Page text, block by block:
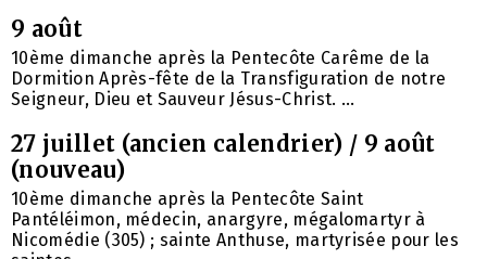
9 août
10ème dimanche après la Pentecôte Carême de la
Dormition Après-fête de la Transfiguration de notre
Seigneur, Dieu et Sauveur Jésus-Christ. ...
27 juillet (ancien calendrier) / 9 août
(nouveau)
10ème dimanche après la Pentecôte Saint
Pantéléimon, médecin, anargyre, mégalomartyr à
Nicomédie (305) ; sainte Anthuse, martyrisée pour les